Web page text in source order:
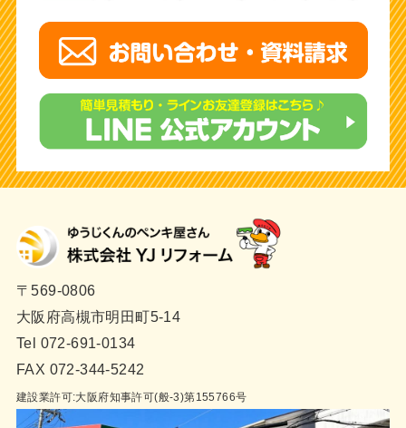
〒569-0806
大阪府高槻市明田町5-14
Tel 072-691-0134
FAX 072-344-5242
建設業許可:大阪府知事許可(般-3)第155766号